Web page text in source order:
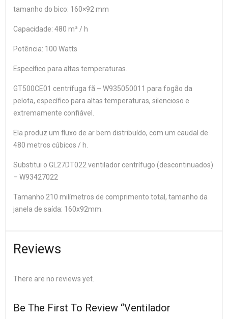
tamanho do bico: 160×92 mm
Capacidade: 480 m³ / h
Potência: 100 Watts
Específico para altas temperaturas.
GT500CE01 centrífuga fã – W935050011 para fogão da
pelota, específico para altas temperaturas, silencioso e
extremamente confiável.
Ela produz um fluxo de ar bem distribuído, com um caudal de
480 metros cúbicos / h.
Substitui o GL27DT022 ventilador centrífugo (descontinuados)
– W93427022
Tamanho 210 milímetros de comprimento total, tamanho da
janela de saída: 160x92mm.
Reviews
There are no reviews yet.
Be The First To Review “Ventilador